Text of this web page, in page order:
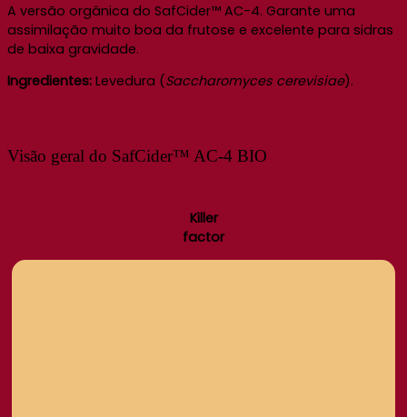
A versão orgânica do SafCider™ AC-4. Garante uma
assimilação muito boa da frutose e excelente para sidras
de baixa gravidade.
Ingredientes: Levedura (Saccharomyces cerevisiae).
Visão geral do SafCider™ AC-4 BIO
Killer
factor